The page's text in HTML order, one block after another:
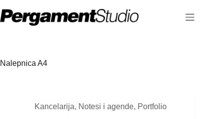
to
content
Nalepnica A4
Kancelarija, Notesi i agende, Portfolio